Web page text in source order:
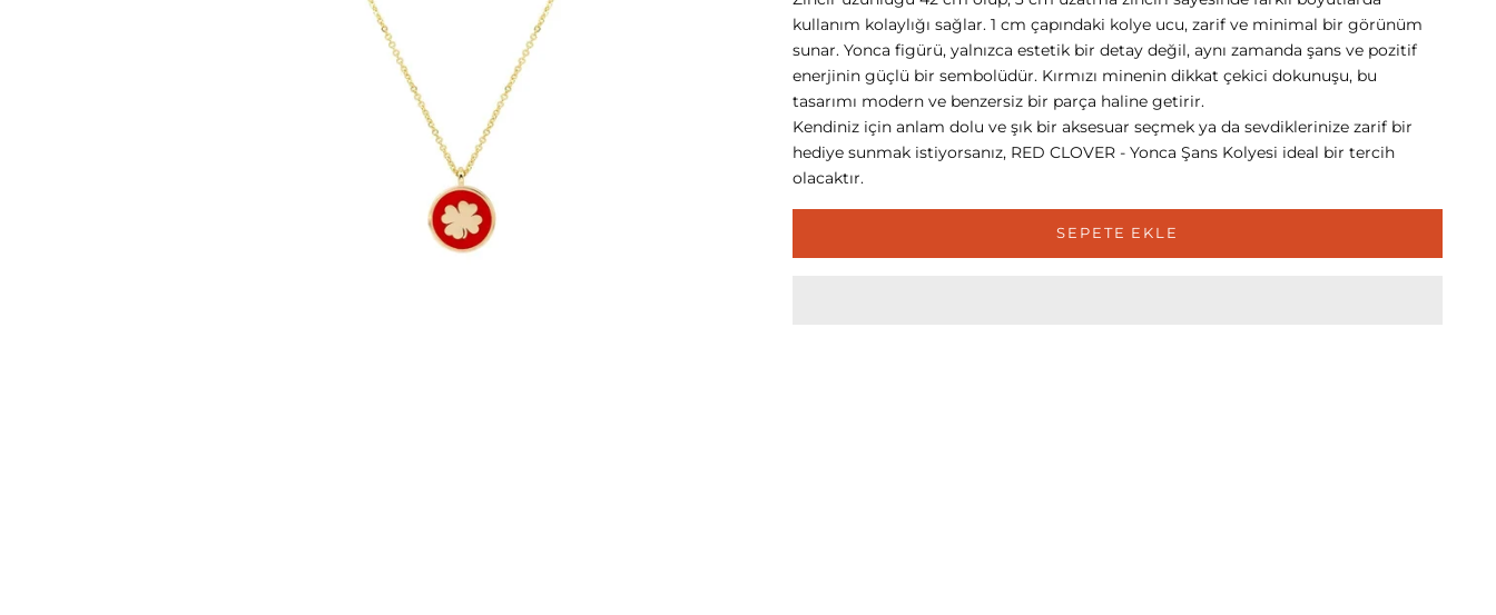
kullanım kolaylığı sağlar. 1 cm çapındaki kolye ucu, zarif ve minimal bir görünüm
sunar. Yonca figürü, yalnızca estetik bir detay değil, aynı zamanda şans ve pozitif
enerjinin güçlü bir sembolüdür. Kırmızı minenin dikkat çekici dokunuşu, bu
tasarımı modern ve benzersiz bir parça haline getirir.
Kendiniz için anlam dolu ve şık bir aksesuar seçmek ya da sevdiklerinize zarif bir
hediye sunmak istiyorsanız, RED CLOVER - Yonca Şans Kolyesi ideal bir tercih
olacaktır.
SEPETE EKLE